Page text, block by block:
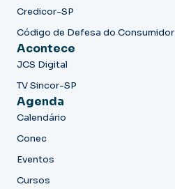
Credicor-SP
Código de Defesa do Consumidor
Acontece
JCS Digital
TV Sincor-SP
Agenda
Calendário
Conec
Eventos
Cursos